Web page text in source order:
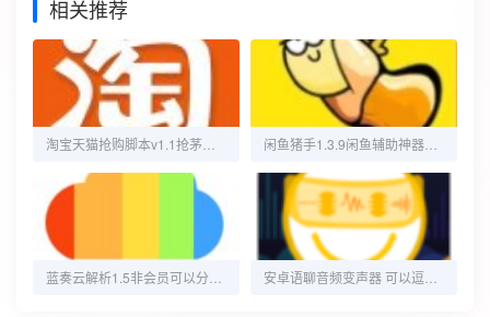
相关推荐
淘宝天猫抢购脚本v1.1抢茅台必备释放双手｜自动挂机 闲鱼猪手1.3.9闲鱼辅助神器自动获取闲鱼币等任务
蓝奏云解析1.5非会员可以分享链接 安卓语聊音频变声器 可以逗朋友玩解锁VIP功能